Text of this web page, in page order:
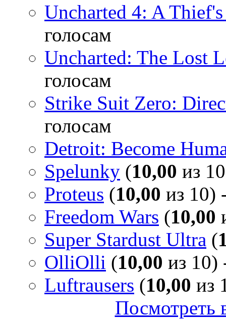
Uncharted 4: A
голосам
Uncharted: The Lost
голосам
Strike Suit Zero:
голосам
Detroit: Become
Spelunky (10,00 из
Proteus (10,00 из 10)
Freedom Wars (10,00
Super Stardust Ultra (
OlliOlli (10,00 из 10)
Luftrausers (10,00 из
Посмотреть